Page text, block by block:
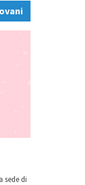
sede di